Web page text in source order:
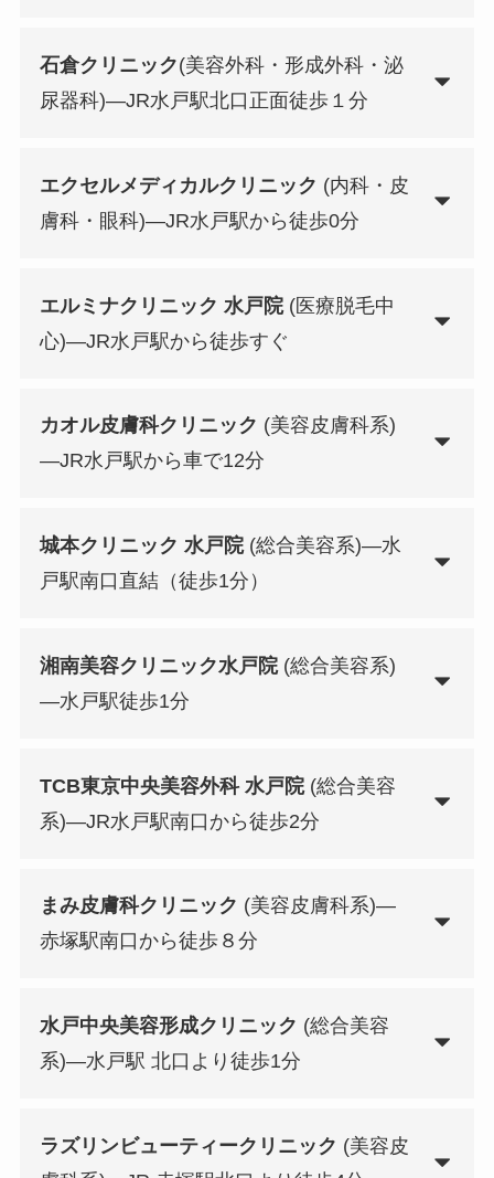
石倉クリニック(美容外科・形成外科・泌
尿器科)—JR水戸駅北口正面徒歩１分
エクセルメディカルクリニック (内科・皮
膚科・眼科)—JR水戸駅から徒歩0分
エルミナクリニック 水戸院(医療脱毛中
心)—JR水戸駅から徒歩すぐ
カオル皮膚科クリニック (美容皮膚科系)
—JR水戸駅から車で12分
城本クリニック 水戸院(総合美容系)—水
戸駅南口直結（徒歩1分）
湘南美容クリニック水戸院(総合美容系)
—水戸駅徒歩1分
TCB東京中央美容外科 水戸院(総合美容
系)—JR水戸駅南口から徒歩2分
まみ皮膚科クリニック (美容皮膚科系)—
赤塚駅南口から徒歩８分
水戸中央美容形成クリニック (総合美容
系)—水戸駅 北口より徒歩1分
ラズリンビューティークリニック (美容皮